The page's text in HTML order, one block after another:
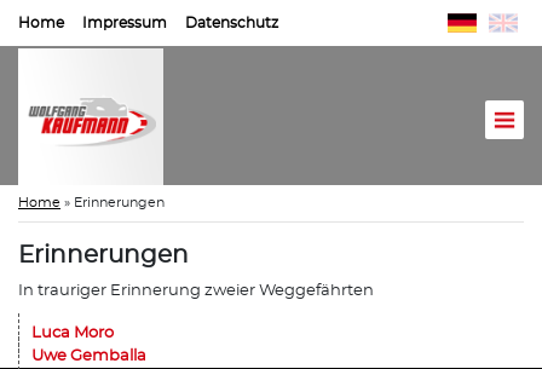
Home Impressum Datenschutz
Home » Erinnerungen
Erinnerungen
In trauriger Erinnerung zweier Weggefährten
Luca Moro
Uwe Gemballa